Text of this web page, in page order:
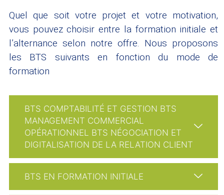
Quel que soit votre projet et votre motivation,
vous pouvez choisir entre la formation initiale et
l’alternance selon notre offre. Nous proposons
les BTS suivants en fonction du mode de
formation
BTS COMPTABILITÉ ET GESTION BTS
MANAGEMENT COMMERCIAL
OPÉRATIONNEL BTS NÉGOCIATION ET
DIGITALISATION DE LA RELATION CLIENT
BTS EN FORMATION INITIALE